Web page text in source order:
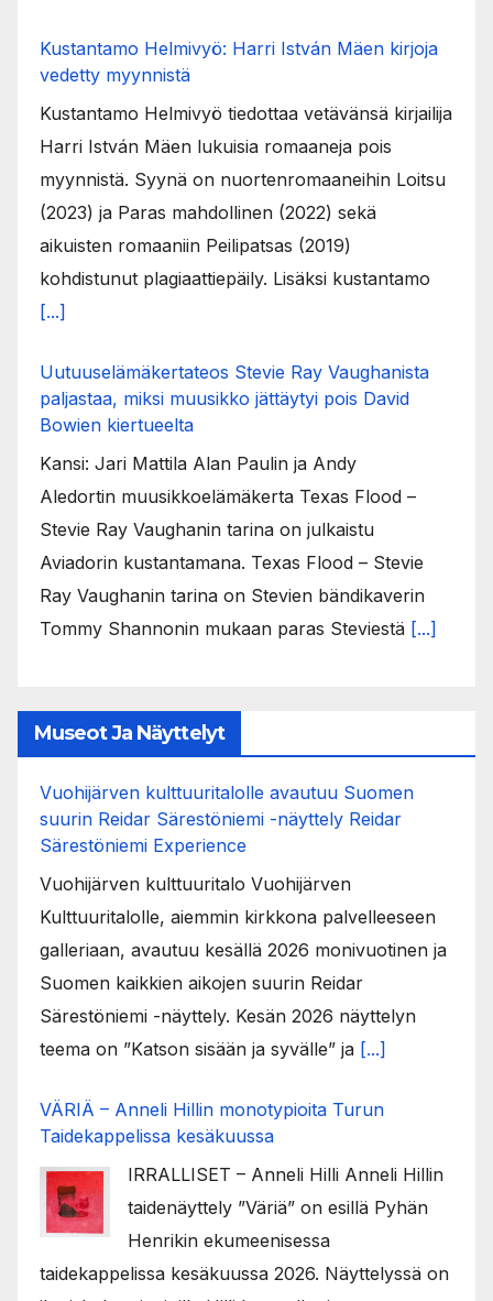
Kustantamo Helmivyö: Harri István Mäen kirjoja
vedetty myynnistä
Kustantamo Helmivyö tiedottaa vetävänsä kirjailija
Harri István Mäen lukuisia romaaneja pois
myynnistä. Syynä on nuortenromaaneihin Loitsu
(2023) ja Paras mahdollinen (2022) sekä
aikuisten romaaniin Peilipatsas (2019)
kohdistunut plagiaattiepäily. Lisäksi kustantamo
[...]
Uutuuselämäkertateos Stevie Ray Vaughanista
paljastaa, miksi muusikko jättäytyi pois David
Bowien kiertueelta
Kansi: Jari Mattila Alan Paulin ja Andy
Aledortin muusikkoelämäkerta Texas Flood –
Stevie Ray Vaughanin tarina on julkaistu
Aviadorin kustantamana. Texas Flood – Stevie
Ray Vaughanin tarina on Stevien bändikaverin
Tommy Shannonin mukaan paras Steviestä [...]
Museot Ja Näyttelyt
Vuohijärven kulttuuritalolle avautuu Suomen
suurin Reidar Särestöniemi -näyttely Reidar
Särestöniemi Experience
Vuohijärven kulttuuritalo Vuohijärven
Kulttuuritalolle, aiemmin kirkkona palvelleeseen
galleriaan, avautuu kesällä 2026 monivuotinen ja
Suomen kaikkien aikojen suurin Reidar
Särestöniemi -näyttely. Kesän 2026 näyttelyn
teema on ”Katson sisään ja syvälle” ja [...]
VÄRIÄ – Anneli Hillin monotypioita Turun
Taidekappelissa kesäkuussa
IRRALLISET – Anneli Hilli Anneli Hillin
taidenäyttely ”Väriä” on esillä Pyhän
Henrikin ekumeenisessa
taidekappelissa kesäkuussa 2026. Näyttelyssä on